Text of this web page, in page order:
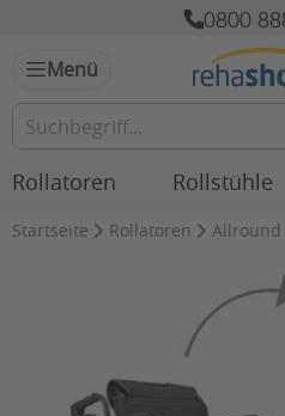
0800
Menü
Rollatoren Rollstühle
Startseite Rollatoren Allround